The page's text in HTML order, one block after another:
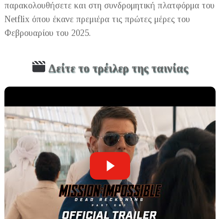
παρακολουθήσετε και στη συνδρομητική πλατφόρμα του
Netflix όπου έκανε πρεμιέρα τις πρώτες μέρες του
Φεβρουαρίου του 2025.
Δείτε το τρέιλερ της ταινίας